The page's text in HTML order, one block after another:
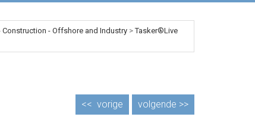
- Offshore and Industry>Tasker®Live
volgende >>
<< vorige